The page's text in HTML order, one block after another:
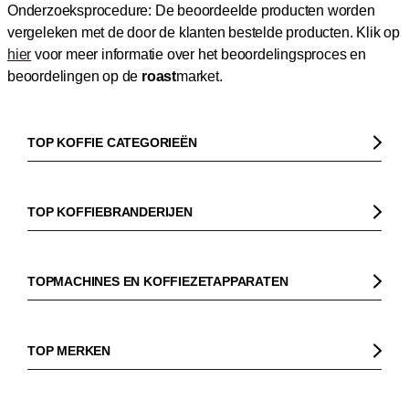
Onderzoeksprocedure: De beoordeelde producten worden
vergeleken met de door de klanten bestelde producten. Klik op
hier voor meer informatie over het beoordelingsproces en
beoordelingen op de roastmarket.
TOP KOFFIE CATEGORIEËN
Koffiebonen
Biologische koffie
Espresso
TOP KOFFIEBRANDERIJEN
Dinzler
Elbgold
TOPMACHINES EN KOFFIEZETAPPARATEN
Pistonmachines
Filter koffiezetapparaten
TOP MERKEN